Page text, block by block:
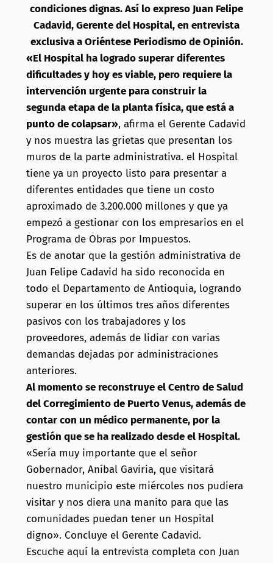
condiciones dignas. Así lo expreso Juan Felipe
Cadavid, Gerente del Hospital, en entrevista
exclusiva a Oriéntese Periodismo de Opinión.
«El Hospital ha logrado superar diferentes
dificultades y hoy es viable, pero requiere la
intervención urgente para construir la
segunda etapa de la planta física, que está a
punto de colapsar», afirma el Gerente Cadavid
y nos muestra las grietas que presentan los
muros de la parte administrativa. el Hospital
tiene ya un proyecto listo para presentar a
diferentes entidades que tiene un costo
aproximado de 3.200.000 millones y que ya
empezó a gestionar con los empresarios en el
Programa de Obras por Impuestos.
Es de anotar que la gestión administrativa de
Juan Felipe Cadavid ha sido reconocida en
todo el Departamento de Antioquia, logrando
superar en losúltimos tres años diferentes
pasivos con los trabajadores y los
proveedores, además de lidiar con varias
demandas dejadas por administraciones
anteriores.
Al momento se reconstruye el Centro de Salud
del Corregimiento de Puerto Venus, además de
contar con un médico permanente, por la
gestión que se ha realizado desde el Hospital.
«Sería muy importante que el señor
Gobernador, Aníbal Gaviria, que visitará
nuestro municipio este miércoles nos pudiera
visitar y nos diera una manito para que las
comunidades puedan tener un Hospital
digno». Concluye el Gerente Cadavid.
Escuche aquí la entrevista completa con Juan